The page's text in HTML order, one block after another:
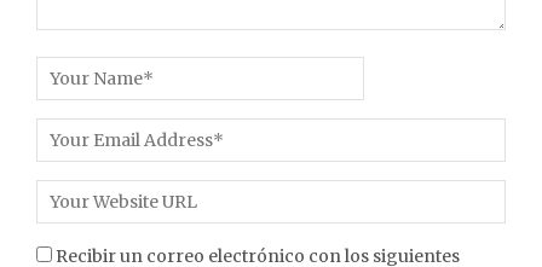
Recibir un correo electrónico con los siguientes